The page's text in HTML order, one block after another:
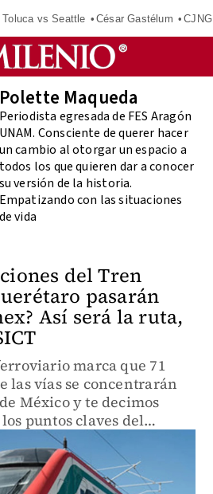
Toluca vs Seattle César Gastélum CJNG
Polette Maqueda
Periodista egresada de FES Aragón
UNAM. Consciente de querer hacer
un cambio al otorgar un espacio a
todos los que quieren dar a conocer
su versión de la historia.
Empatizando con las situaciones
de vida
del Tren
pasarán
Así será la ruta,
marca que 71
las vías se concentrarán
México y te decimos
puntos claves del